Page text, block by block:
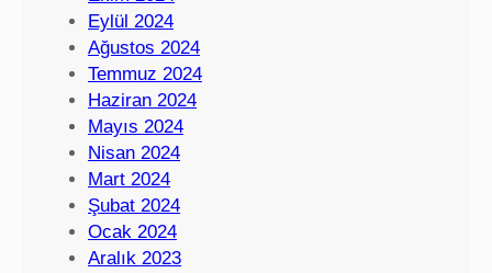
Eylül 2024
Ağustos 2024
Temmuz 2024
Haziran 2024
Mayıs 2024
Nisan 2024
Mart 2024
Şubat 2024
Ocak 2024
Aralık 2023